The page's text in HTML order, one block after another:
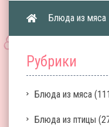
Блюда из мяса
Рубрики
Блюда из мяса
Блюда из птицы